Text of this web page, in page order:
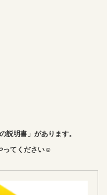
説明書」があります。
ってください☺︎